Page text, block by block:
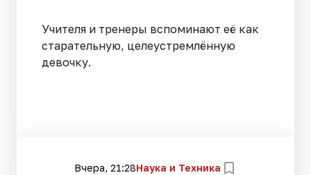
Учителя и тренеры вспоминают её как
старательную, целеустремлённую
девочку.
Вчера, 21:28Наука и Техника